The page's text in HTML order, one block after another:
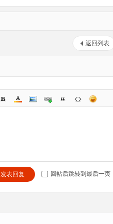
返回列表
发表回复 回帖后跳转到最后一页